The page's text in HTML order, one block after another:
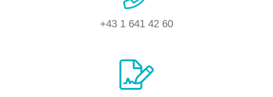
+43 1 641 42 60